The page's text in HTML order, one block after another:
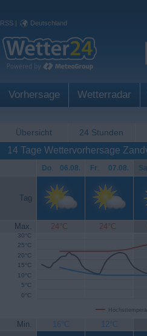
RSS | Deutschland
Vorhersage Wetterradar
Übersicht 24 Stunden
14 Tage Wettervorhersage
Do. 06.08. Fr. 07.08. Sa
Tag
Max. 24°C 24°C
0°C
5°C
10°C
15°C
20°C
25°C
30°C
Min. 16°C 12°C